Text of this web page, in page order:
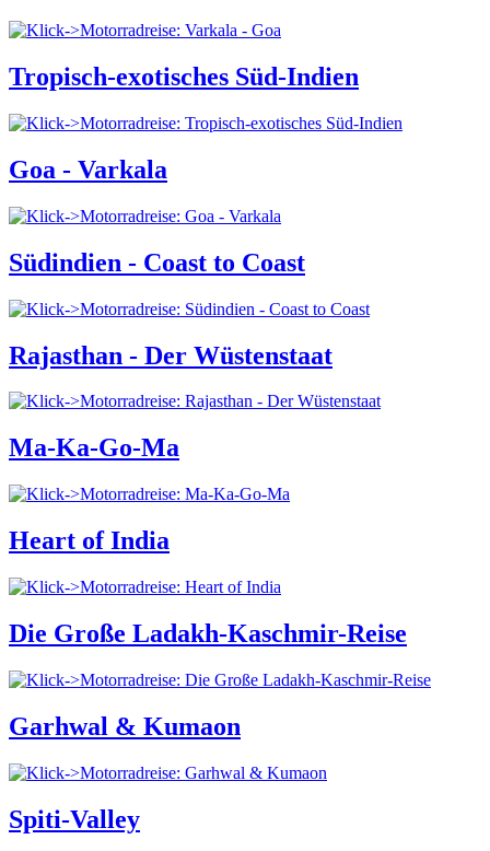
Tropisch-exotisches Süd-Indien
Goa - Varkala
Südindien - Coast to Coast
Rajasthan - Der Wüstenstaat
Ma-Ka-Go-Ma
Heart of India
Die Große Ladakh-Kaschmir-Reise
Garhwal & Kumaon
Spiti-Valley